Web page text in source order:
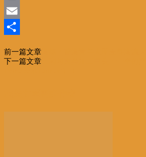
Weibo
Print
Email
享
前一篇文章
下一篇文章